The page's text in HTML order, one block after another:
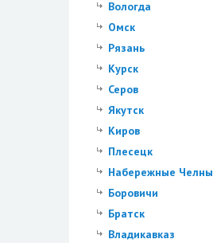
Вологда
Омск
Рязань
Курск
Серов
Якутск
Киров
Плесецк
Набережные Челны
Боровичи
Братск
Владикавказ